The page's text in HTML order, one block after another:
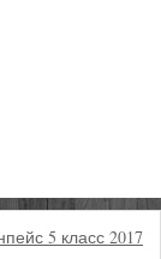
5 класс 2017